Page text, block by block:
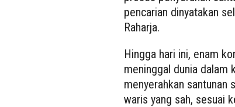
pencarian dinyatakan
Raharja.
Hingga hari ini, enam
meninggal dunia dalam
menyerahkan santunan
waris yang sah, sesuai